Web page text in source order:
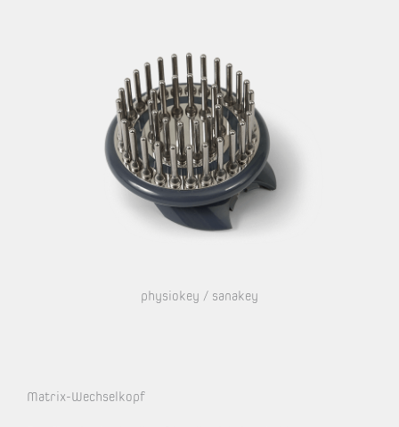
physiokey / sanakey
Matrix-Wechselkopf